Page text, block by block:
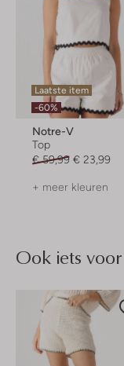
Laatste item
-60%
Notre-V
Top
€ 59,99 € 23,99
+ meer kleuren
Ook iets